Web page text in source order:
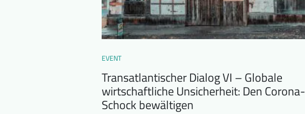
EVENT
Transatlantischer Dialog VI – Globale
wirtschaftliche Unsicherheit: Den Corona-
Schock bewältigen